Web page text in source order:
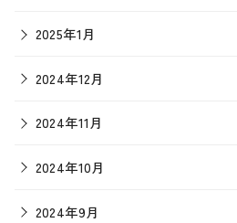
2025年1月
2024年12月
2024年11月
2024年10月
2024年9月